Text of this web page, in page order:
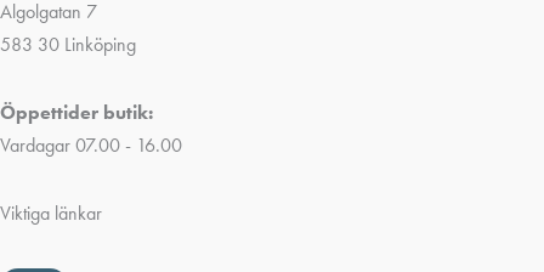
Algolgatan 7
583 30 Linköping
Öppettider butik:
Vardagar 07.00 - 16.00
Viktiga länkar